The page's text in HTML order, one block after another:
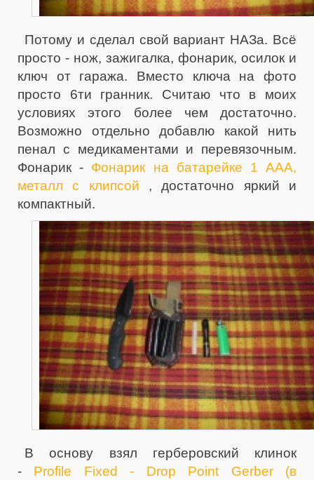
Потому и сделал свой вариант НАЗа. Всё
просто - нож, зажигалка, фонарик, осилок и
ключ от гаража. Вместо ключа на фото
просто 6ти гранник. Считаю что в моих
условиях этого более чем достаточно.
Возможно отдельно добавлю какой нить
пенал с медикаментами и перевязочным.
Фонарик - Фонарик на батарейке 1 ААА,
металл с клипсой , достаточно яркий и
компактный.
В основу взял герберовский клинок
- Profile Fixed - Drop Point Gerber (в